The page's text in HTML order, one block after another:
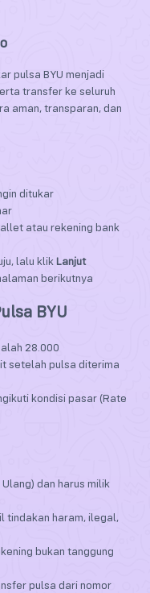
pulsa BYU menjadi
transfer ke seluruh
aman, transparan, dan
ditukar
atau rekening bank
lalu klik Lanjut
berikutnya
BYU
28.000
setelah pulsa diterima
kondisi pasar (Rate
dan harus milik
tindakan haram, ilegal,
bukan tanggung
pulsa dari nomor